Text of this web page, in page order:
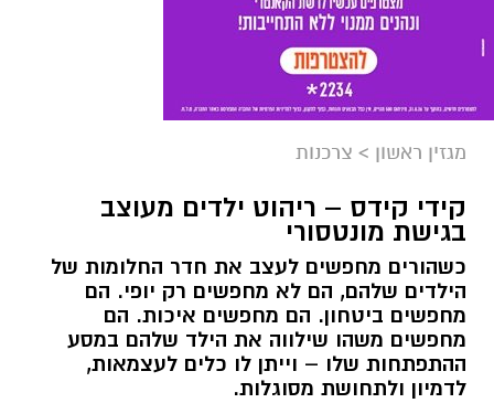
מגזין ראשון > צרכנות
קידי קידס – ריהוט ילדים מעוצב
בגישת מונטסורי
כשהורים מחפשים לעצב את חדר החלומות של
הילדים שלהם, הם לא מחפשים רק יופי. הם
מחפשים ביטחון. הם מחפשים איכות. הם
מחפשים משהו שילווה את הילד שלהם במסע
ההתפתחות שלו – וייתן לו כלים לעצמאות,
לדמיון ולתחושת מסוגלות.